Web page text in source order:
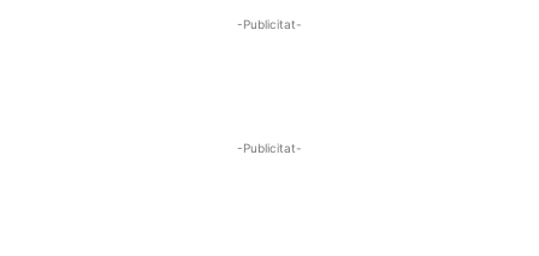
-Publicitat-
-Publicitat-